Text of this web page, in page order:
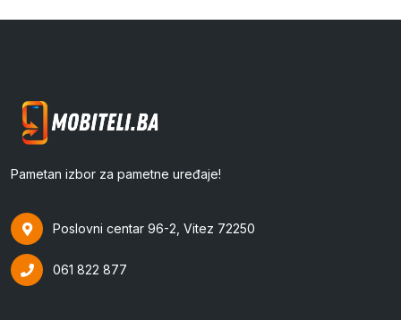
Pametan izbor za pametne uređaje!
Poslovni centar 96-2, Vitez 72250
061 822 877